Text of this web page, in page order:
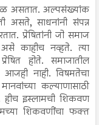
असतात. अल्पसंख्यांक
असते, साधनांनी संपन्न
प्रेषितांनी जो समाज
असे काहीच नव्हते. त्या
होते. समाजातील
नाही. विषमतेचा
कल्याणासाठी
इस्लामची शिकवण
शिकवणींचा फक्त